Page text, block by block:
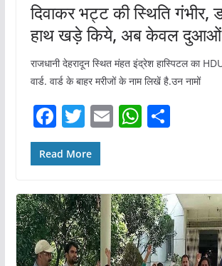
दिवाकर भट्ट की स्थिति गंभीर,
हाथ खड़े किये, अब केवल दुआओं
राजधानी देहरादून स्थित मंहत इंद्रेश हास्पिटल का
वार्ड. वार्ड के बाहर मरीजों के नाम लिखें है.उन नामों
F
a
c
b
o
o
T
w
itt
E W
A
p
p
S
Read More